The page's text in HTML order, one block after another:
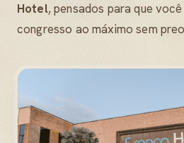
Hotel, pensados para que
congresso ao máximo sem